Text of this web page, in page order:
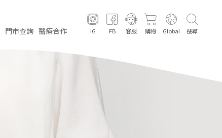
門市查詢 醫療合作 IG FB 客服 購物 Global 搜尋